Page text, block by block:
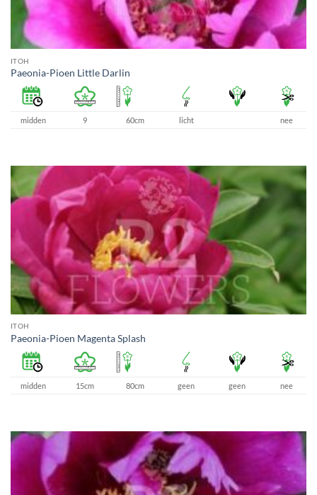
ITOH
Paeonia-Pioen Little Darlin
midden 9 60cm licht nee
ITOH
Paeonia-Pioen Magenta Splash
midden 15cm 80cm geen geen nee